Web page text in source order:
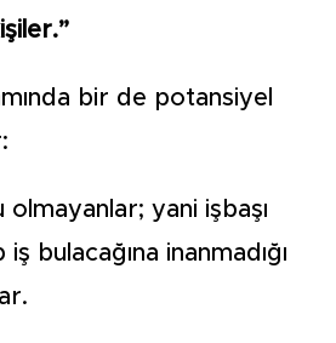
bir de potansiyel
olmayanlar; yani işbaşı
bulacağına inanmadığı